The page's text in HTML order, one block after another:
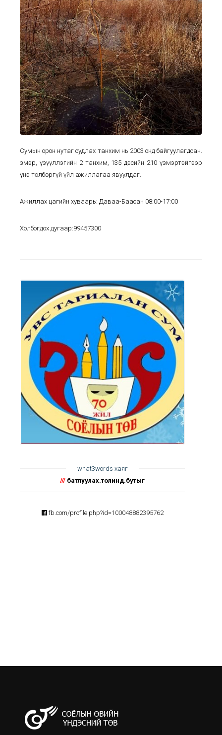
Сумын орон нутаг судлах танхим нь 2003 онд байгуулагдсан.
Үзмэр, үзүүллэгийн 2 танхим, 135 дэсийн 210 үзмэртэйгээр
үнэ төлбөргүй үйл ажиллагаа явуулдаг.
Ажиллах цагийн хуваарь: Даваа-Баасан 08:00-17:00
Холбогдох дугаар:99457300
what3words хаяг
/// батлуулах.толинд.бутыг
fb.com/profile.php?id=100048882395762